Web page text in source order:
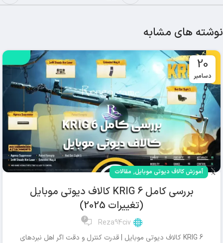
نوشته های مشابه
20
دسامبر
آموزش کالاف دیوتی موبایل, مقالات
بررسی کامل KRIG 6 کالاف دیوتی موبایل
(تغییرات 2025)
Reza94civ
6
KRIG 6 کالاف دیوتی موبایل | قدرت کنترل و دقت اگر اهل نبردهای